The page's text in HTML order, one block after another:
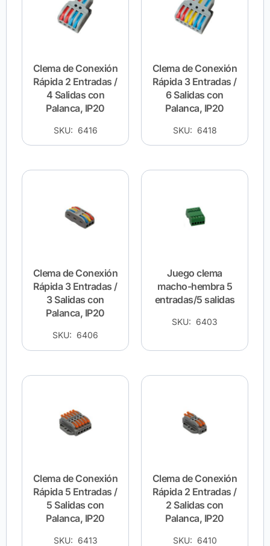
Clema de Conexión
Rápida 2 Entradas /
4 Salidas con
Palanca, IP20
SKU: 6416
Clema de Conexión
Rápida 3 Entradas /
6 Salidas con
Palanca, IP20
SKU: 6418
Clema de Conexión
Rápida 3 Entradas /
3 Salidas con
Palanca, IP20
SKU: 6406
Juego clema
macho-hembra 5
entradas/5 salidas
SKU: 6403
Clema de Conexión
Rápida 5 Entradas /
5 Salidas con
Palanca, IP20
SKU: 6413
Clema de Conexión
Rápida 2 Entradas /
2 Salidas con
Palanca, IP20
SKU: 6410